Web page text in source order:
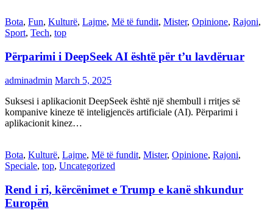
Bota, Fun, Kulturë, Lajme, Më të fundit, Mister, Opinione, Rajoni,
Sport, Tech, top
Përparimi i DeepSeek AI është për t’u lavdëruar
adminadmin March 5, 2025
Suksesi i aplikacionit DeepSeek është një shembull i rritjes së
kompanive kineze të inteligjencës artificiale (AI). Përparimi i
aplikacionit kinez…
Bota, Kulturë, Lajme, Më të fundit, Mister, Opinione, Rajoni,
Speciale, top, Uncategorized
Rend i ri, kërcënimet e Trump e kanë shkundur
Europën